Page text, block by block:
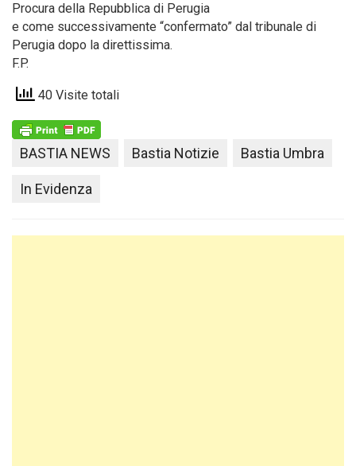
Procura della Repubblica di Perugia
e come successivamente “confermato” dal tribunale di
Perugia dopo la direttissima.
F.P.
40 Visite totali
BASTIA NEWS Bastia Notizie Bastia Umbra
In Evidenza